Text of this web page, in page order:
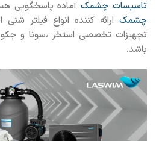
تاسیسات چشمکآماده پاسخگویی
چشمک ارائه کننده انواع فیلتر
تجهیزات تخصصی استخر ،سونا و
باشد.